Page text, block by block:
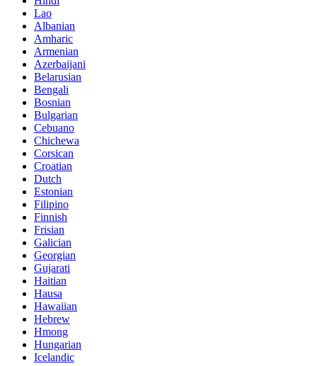
Lao
Albanian
Amharic
Armenian
Azerbaijani
Belarusian
Bengali
Bosnian
Bulgarian
Cebuano
Chichewa
Corsican
Croatian
Dutch
Estonian
Filipino
Finnish
Frisian
Galician
Georgian
Gujarati
Haitian
Hausa
Hawaiian
Hebrew
Hmong
Hungarian
Icelandic